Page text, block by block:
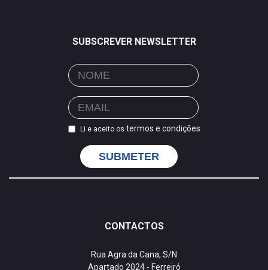
SUBSCREVER NEWSLETTER
Li e aceito os termos e condições
SUBMETER
CONTACTOS
Rua Agra da Cana, S/N
Apartado 2024 - Ferreiró